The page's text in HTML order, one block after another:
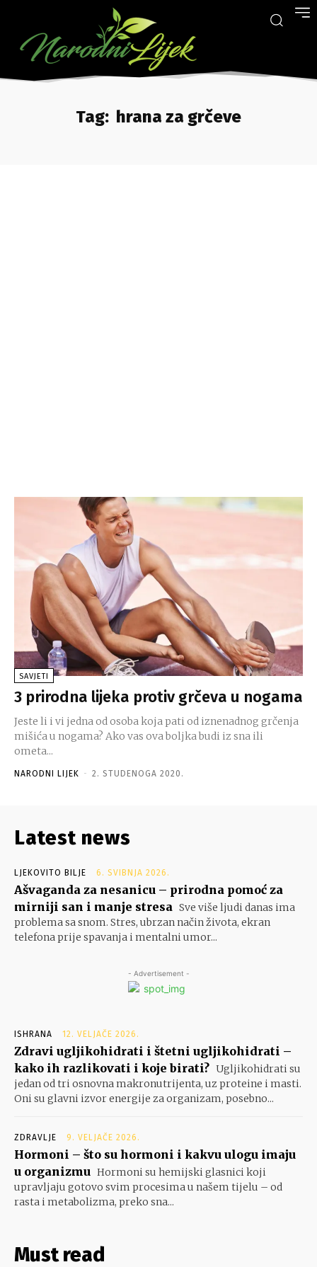
Tag: hrana za grčeve
SAVJETI
3 prirodna lijeka protiv grčeva u nogama
Jeste li i vi jedna od osoba koja pati od iznenadnog grčenja
mišića u nogama? Ako vas ova boljka budi iz sna ili
ometa...
NARODNI LIJEK - 2. STUDENOGA 2020.
Latest news
LJEKOVITO BILJE 6. SVIBNJA 2026.
Ašvaganda za nesanicu – prirodna pomoć za
mirniji san i manje stresa Sve više ljudi danas ima
problema sa snom. Stres, ubrzan način života, ekran
telefona prije spavanja i mentalni umor...
- Advertisement -
ISHRANA 12. VELJAČE 2026.
Zdravi ugljikohidrati i štetni ugljikohidrati –
kako ih razlikovati i koje birati? Ugljikohidrati su
jedan od tri osnovna makronutrijenta, uz proteine i masti.
Oni su glavni izvor energije za organizam, posebno...
ZDRAVLJE 9. VELJAČE 2026.
Hormoni – što su hormoni i kakvu ulogu imaju
u organizmu Hormoni su hemijski glasnici koji
upravljaju gotovo svim procesima u našem tijelu – od
rasta i metabolizma, preko sna...
Must read